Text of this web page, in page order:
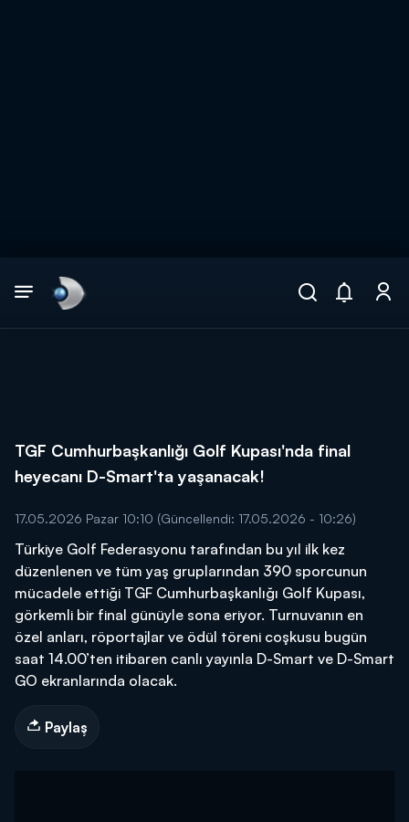
TGF Cumhurbaşkanlığı Golf Kupası'nda final
heyecanı D-Smart'ta yaşanacak!
17.05.2026 Pazar 10:10 (Güncellendi: 17.05.2026 - 10:26)
Türkiye Golf Federasyonu tarafından bu yıl ilk kez
düzenlenen ve tüm yaş gruplarından 390 sporcunun
mücadele ettiği TGF Cumhurbaşkanlığı Golf Kupası,
görkemli bir final günüyle sona eriyor. Turnuvanın en
özel anları, röportajlar ve ödül töreni coşkusu bugün
saat 14.00’ten itibaren canlı yayınla D-Smart ve D-Smart
GO ekranlarında olacak.
Paylaş